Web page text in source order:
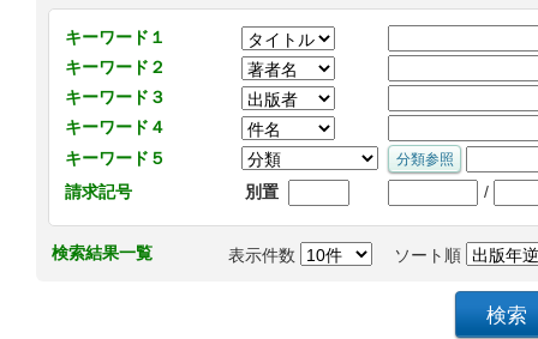
キーワード１
キーワード２
キーワード３
キーワード４
キーワード５
請求記号
別置 /
検索結果一覧 表示件数 ソート順